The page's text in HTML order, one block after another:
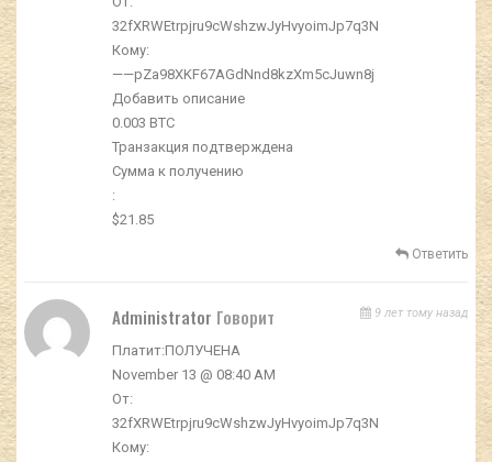
32fXRWEtrpjru9cWshzwJyHvyoimJp7q3N
Кому:
——pZa98XKF67AGdNnd8kzXm5cJuwn8j
Добавить описание
0.003 BTC
Транзакция подтверждена
Сумма к получению
:
$21.85
Ответить
Administrator Говорит 9 лет тому назад
Платит:ПОЛУЧЕНА
November 13 @ 08:40 AM
От:
32fXRWEtrpjru9cWshzwJyHvyoimJp7q3N
Кому: